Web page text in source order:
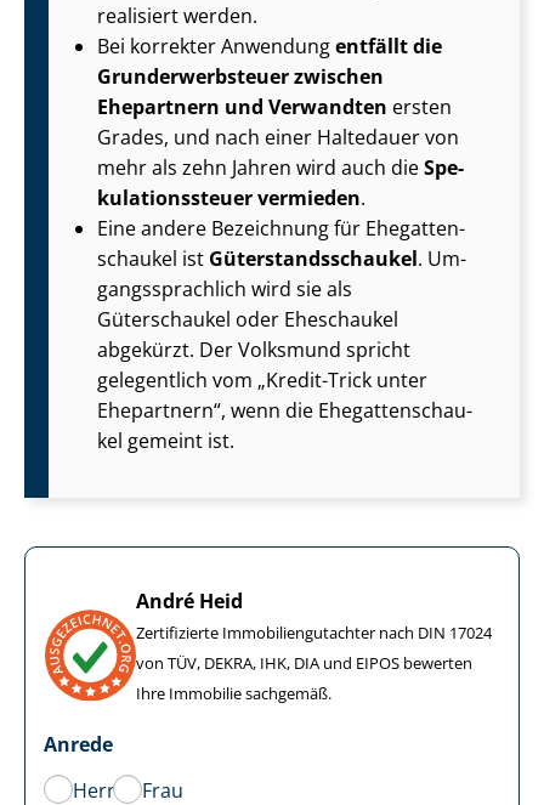
realisiert werden.
Bei korrekter Anwendungentfällt die
Grund­er­werb­steu­er zwischen
Ehepartnern und Verwandten ersten
Grades, und nach einer Haltedauer von
mehr als zehn Jahren wird auch dieSpe­
ku­la­ti­ons­steu­er vermieden.
Eine andere Bezeichnung für Ehe­gat­ten­
schau­kel ist Gü­ter­stands­schau­kel. Um­
gangs­sprach­lich wird sie als
Güterschaukel oder Eheschaukel
abgekürzt. Der Volksmund spricht
gelegentlich vom „Kredit-Trick unter
Ehepartnern“, wenn die Ehe­gat­ten­schau­
kel gemeint ist.
André Heid
Zertifizierte Im­mo­bi­li­en­gut­ach­ter nach DIN 17024
von TÜV, DEKRA, IHK, DIA und EIPOS bewerten
Ihre Immobilie sachgemäß.
Anrede
Herr
Frau